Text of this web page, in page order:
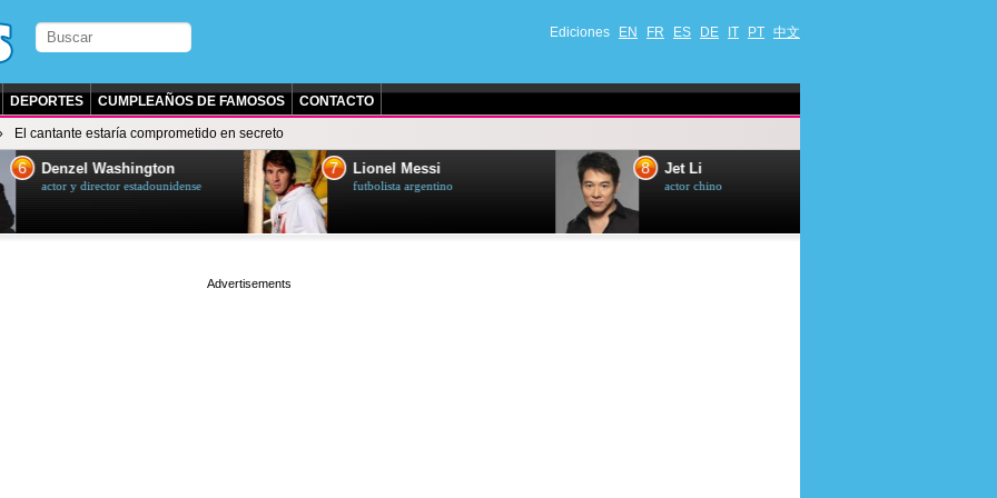
Ediciones EN FR ES DE IT PT 中文
DEPORTES CUMPLEAÑOS DE FAMOSOS CONTACTO
El cantante estaría comprometido en secreto
Washington
director estadounidense
7 Lionel Messi
futbolista argentino
Jet Li
actor chino